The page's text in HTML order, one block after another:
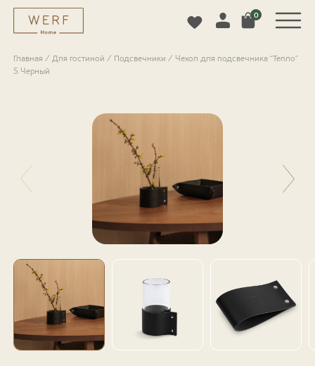
0
Главная / Для гостиной / Подсвечники / Чехол для подсвечника “Тепло”
S Черный